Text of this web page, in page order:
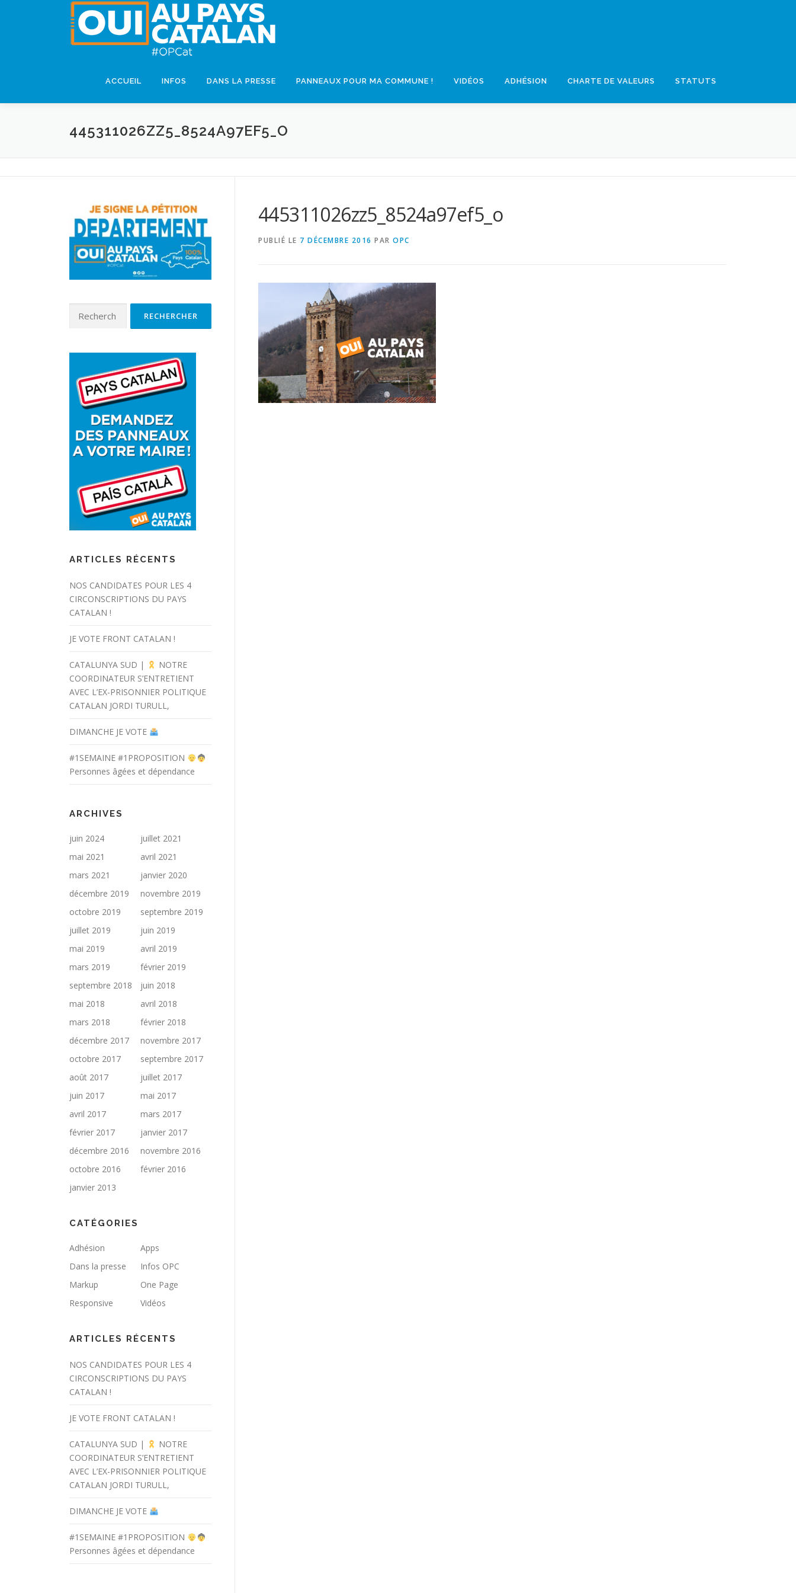
ACCUEIL INFOS DANS LA PRESSE PANNEAUX POUR MA COMMUNE ! VIDÉOS ADHÉSION CHARTE DE VALEURS STATUTS
445311026ZZ5_8524A97EF5_O
445311026zz5_8524a97ef5_o
PUBLIÉ LE 7 DÉCEMBRE 2016 PAR OPC
ARTICLES RÉCENTS
NOS CANDIDATES POUR LES 4
CIRCONSCRIPTIONS DU PAYS
CATALAN !
JE VOTE FRONT CATALAN !
CATALUNYA SUD |
NOTRE
COORDINATEUR S’ENTRETIENT
AVEC L’EX-PRISONNIER POLITIQUE
CATALAN JORDI TURULL,
DIMANCHE JE VOTE
#1SEMAINE #1PROPOSITION
Personnes âgées et dépendance
ARCHIVES
juin 2024
juillet 2021
mai 2021
avril 2021
mars 2021
janvier 2020
décembre 2019
novembre 2019
octobre 2019
septembre 2019
juillet 2019
juin 2019
mai 2019
avril 2019
mars 2019
février 2019
septembre 2018
juin 2018
mai 2018
avril 2018
mars 2018
février 2018
décembre 2017
novembre 2017
octobre 2017
septembre 2017
août 2017
juillet 2017
juin 2017
mai 2017
avril 2017
mars 2017
février 2017
janvier 2017
décembre 2016
novembre 2016
octobre 2016
février 2016
janvier 2013
CATÉGORIES
Adhésion
Apps
Dans la presse
Infos OPC
Markup
One Page
Responsive
Vidéos
ARTICLES RÉCENTS
NOS CANDIDATES POUR LES 4
CIRCONSCRIPTIONS DU PAYS
CATALAN !
JE VOTE FRONT CATALAN !
CATALUNYA SUD |
NOTRE
COORDINATEUR S’ENTRETIENT
AVEC L’EX-PRISONNIER POLITIQUE
CATALAN JORDI TURULL,
DIMANCHE JE VOTE
#1SEMAINE #1PROPOSITION
Personnes âgées et dépendance